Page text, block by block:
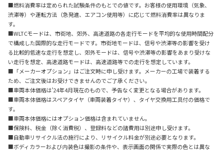
■燃料消費率は定められた試験条件のもとでの値です。お客様の使用環境（気象、
渋滞等）や運転方法（急発進、エアコン使用等）に応じて燃料消費率は異なりま
す。
■WLTCモードは、市街地、郊外、高速道路の各走行モードを平均的な使用時間配分
で構成した国際的な走行モードです。市街地モードは、信号や渋滞等の影響を受け
る比較的低速な走行を想定し、郊外モードは、信号や渋滞等の影響をあまり受けな
い走行を想定、高速道路モードは、高速道路等での走行を想定しています。
■「メーカーオプション」はご注文時に申し受けます。メーカーの工場で装着する
ため、ご注文後はお受けできませんのでご了承ください。
■車両本体価格は'24年4月現在のもので、予告なく変更となる場合があります。
■車両本体価格はスペアタイヤ（車両装着タイヤ）、タイヤ交換用工具付の価格で
す。
■車両本体価格にはオプション価格は含まれていません。
■保険料、税金（除く消費税）、登録料などの諸費用は別途申し受けます。
■自動車リサイクル法の施行により、リサイクル料金が別途必要となります。
■ボディカラーおよび内装色は撮影の条件や、表示画面の関係で実際の色とは異な